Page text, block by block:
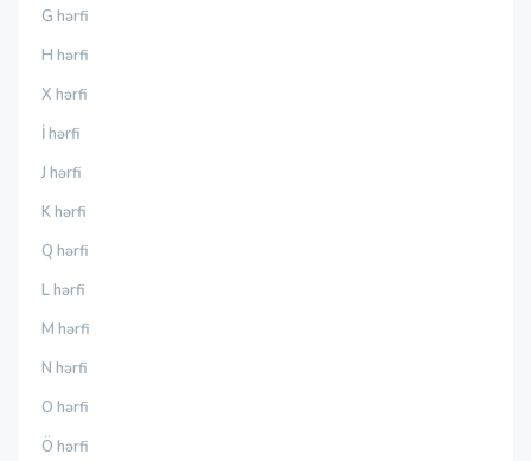
G hərfi
H hərfi
X hərfi
İ hərfi
J hərfi
K hərfi
Q hərfi
L hərfi
M hərfi
N hərfi
O hərfi
Ö hərfi